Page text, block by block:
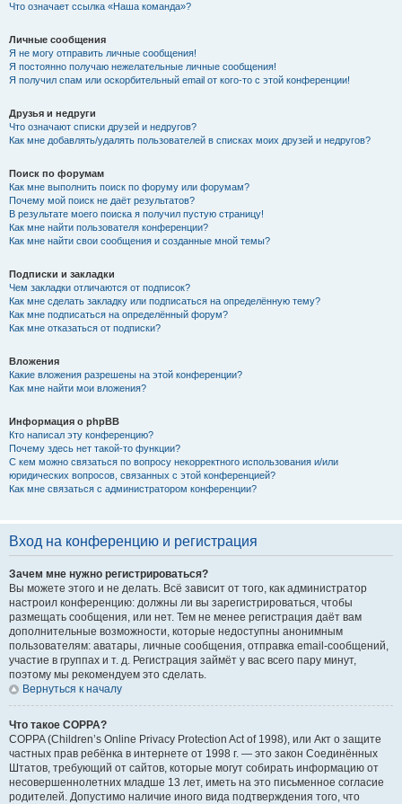
Что означает ссылка «Наша команда»?
Личные сообщения
Я не могу отправить личные сообщения!
Я постоянно получаю нежелательные личные сообщения!
Я получил спам или оскорбительный email от кого-то с этой конференции!
Друзья и недруги
Что означают списки друзей и недругов?
Как мне добавлять/удалять пользователей в списках моих друзей и недругов?
Поиск по форумам
Как мне выполнить поиск по форуму или форумам?
Почему мой поиск не даёт результатов?
В результате моего поиска я получил пустую страницу!
Как мне найти пользователя конференции?
Как мне найти свои сообщения и созданные мной темы?
Подписки и закладки
Чем закладки отличаются от подписок?
Как мне сделать закладку или подписаться на определённую тему?
Как мне подписаться на определённый форум?
Как мне отказаться от подписки?
Вложения
Какие вложения разрешены на этой конференции?
Как мне найти мои вложения?
Информация о phpBB
Кто написал эту конференцию?
Почему здесь нет такой-то функции?
С кем можно связаться по вопросу некорректного использования и/или
юридических вопросов, связанных с этой конференцией?
Как мне связаться с администратором конференции?
Вход на конференцию и регистрация
Зачем мне нужно регистрироваться?
Вы можете этого и не делать. Всё зависит от того, как администратор
настроил конференцию: должны ли вы зарегистрироваться, чтобы
размещать сообщения, или нет. Тем не менее регистрация даёт вам
дополнительные возможности, которые недоступны анонимным
пользователям: аватары, личные сообщения, отправка email-сообщений,
участие в группах и т. д. Регистрация займёт у вас всего пару минут,
поэтому мы рекомендуем это сделать.
Вернуться к началу
Что такое COPPA?
COPPA (Children’s Online Privacy Protection Act of 1998), или Акт о защите
частных прав ребёнка в интернете от 1998 г. — это закон Соединённых
Штатов, требующий от сайтов, которые могут собирать информацию от
несовершеннолетних младше 13 лет, иметь на это письменное согласие
родителей. Допустимо наличие иного вида подтверждения того, что